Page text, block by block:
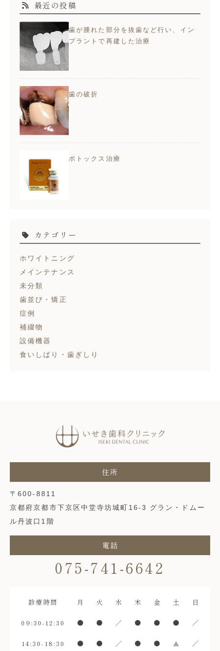
最近の投稿
歯が腫れた部分を抜歯など行い、イン
プラントで再建した治療
歯の破折
ボトックス治療
カテゴリー
ホワイトニング
メインテナンス
未分類
歯並び・矯正
症例
補綴物
設備機器
食いしばり・歯ぎしり
〒600-8811
京都府京都市下京区中堂寺坊城町16-3 グラン・ドムー
ル丹波口1階
075-741-6642
診療時間 月 火 水 木 金 土 日
09:30-12:30 ● ● ／ ● ● ● ／
14:30-18:30 ● ● ／ ● ● ▲ ／